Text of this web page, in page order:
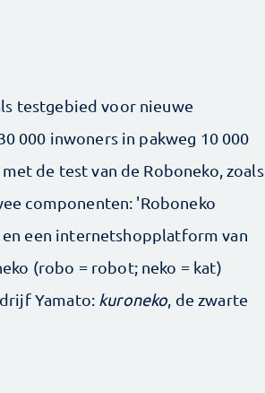
testgebied voor nieuwe
000 inwoners in pakweg 10 000
de test van de Roboneko, zoals
componenten: 'Roboneko
een internetshopplatform van
(robo = robot; neko = kat)
Yamato: kuroneko , de zwarte